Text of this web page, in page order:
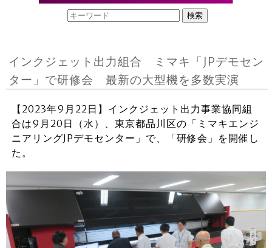
インクジェット出力組合 ミマキ「JPデモセン
ター」で研修会 最新の大型機を多数実演
【2023年9月22日】インクジェット出力事業協同組
合は9月20日（水）、東京都品川区の「ミマキエンジ
ニアリングJPデモセンター」で、「研修会」を開催し
た。